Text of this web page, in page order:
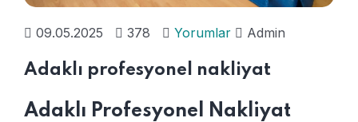
09.05.2025 378 Yorumlar Admin
Adaklı profesyonel nakliyat
Adaklı Profesyonel Nakliyat